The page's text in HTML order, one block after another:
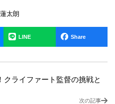
太朗
LINE Share
ライファート監督の挑戦と
次の記事